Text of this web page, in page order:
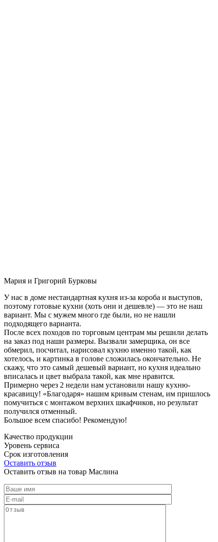
Мария и Григорий Бурковы
У нас в доме нестандартная кухня из-за короба и выступов,
поэтому готовые кухни (хоть они и дешевле) — это не наш
вариант. Мы с мужем много где были, но не нашли
подходящего варианта.
После всех походов по торговым центрам мы решили делать
на заказ под наши размеры. Вызвали замерщика, он все
обмерил, посчитал, нарисовал кухню именно такой, как
хотелось, и картинка в голове сложилась окончательно. Не
скажу, что это самый дешевый вариант, но кухня идеально
вписалась и цвет выбрала такой, как мне нравится.
Примерно через 2 недели нам установили нашу кухню-
красавицу! «Благодаря» нашим кривым стенам, им пришлось
помучиться с монтажом верхних шкафчиков, но результат
получился отменный.
Большое всем спасибо! Рекомендую!
Качество продукции
Уровень сервиса
Срок изготовления
Оставить отзыв
Оставить отзыв на товар Маслина